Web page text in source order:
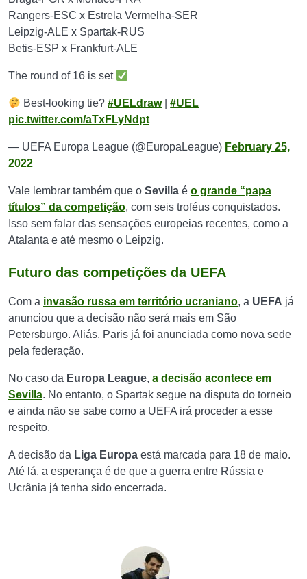
Rangers-ESC x Estrela Vermelha-SER
Leipzig-ALE x Spartak-RUS
Betis-ESP x Frankfurt-ALE
The round of 16 is set
Best-looking tie?#UELdraw|#UEL
pic.twitter.com/aTxFLyNdpt
— UEFA Europa League (@EuropaLeague) February 25,
2022
Vale lembrar também que o Sevilla é o grande “papa
títulos” da competição, com seis troféus conquistados.
Isso sem falar das sensações europeias recentes, como a
Atalanta e até mesmo o Leipzig.
Futuro das competições da UEFA
Com a invasão russa em território ucraniano, a UEFA já
anunciou que a decisão não será mais em São
Petersburgo. Aliás, Paris já foi anunciada como nova sede
pela federação.
No caso da Europa League, a decisão acontece em
Sevilla. No entanto, o Spartak segue na disputa do torneio
e ainda não se sabe como a UEFA irá proceder a esse
respeito.
A decisão da Liga Europa está marcada para 18 de maio.
Até lá, a esperança é de que a guerra entre Rússia e
Ucrânia já tenha sido encerrada.